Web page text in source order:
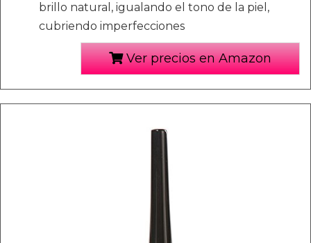
brillo natural, igualando el tono de la piel,
cubriendo imperfecciones
Ver precios en Amazon